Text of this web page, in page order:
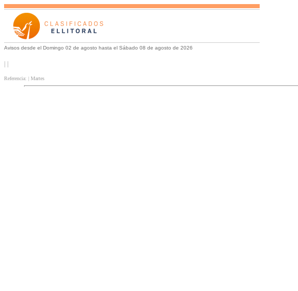
Avisos desde el Domingo 02 de agosto hasta el Sábado 08 de agosto de 2026
| |
Referencia: | Martes